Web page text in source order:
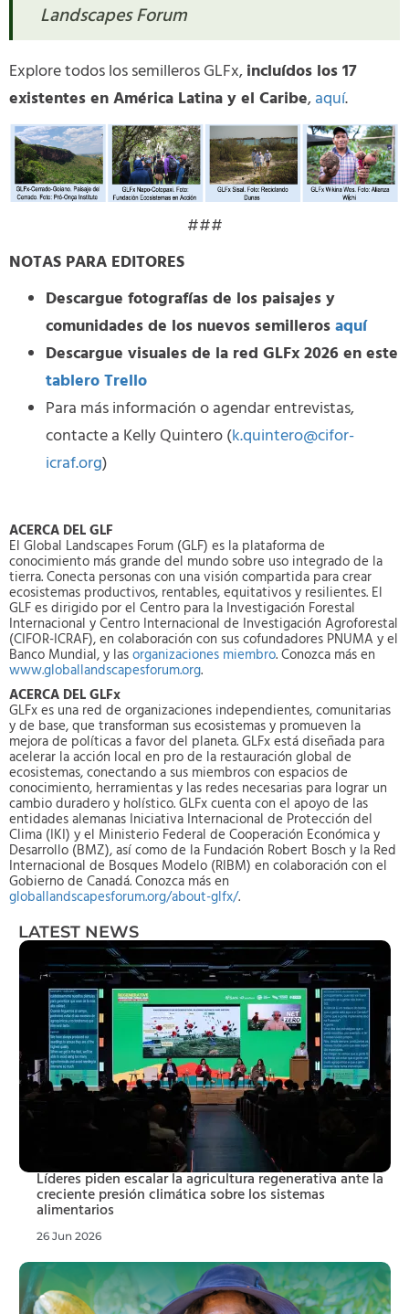
Landscapes Forum
Explore todos los semilleros GLFx,incluídos los 17
existentes en América Latina y el Caribe,aquí.
###
NOTAS PARA EDITORES
Descargue fotografías de los paisajes y
comunidades de los nuevos semillerosaquí
Descargue visuales de la red GLFx 2026 en este
tablero Trello
Para más información o agendar entrevistas,
contacte a Kelly Quintero (k.quintero@cifor-
icraf.org)
ACERCA DEL GLF
El Global Landscapes Forum (GLF) es la plataforma de
conocimiento más grande del mundo sobre uso integrado de la
tierra. Conecta personas con una visión compartida para crear
ecosistemas productivos, rentables, equitativos y resilientes. El
GLF es dirigido por el Centro para la Investigación Forestal
Internacional y Centro Internacional de Investigación Agroforestal
(CIFOR-ICRAF), en colaboración con sus cofundadores PNUMA y el
Banco Mundial, y lasorganizaciones miembro. Conozca más en
www.globallandscapesforum.org.
ACERCA DEL GLFx
GLFx es una red de organizaciones independientes, comunitarias
y de base, que transforman sus ecosistemas y promueven la
mejora de políticas a favor del planeta. GLFx está diseñada para
acelerar la acción local en pro de la restauración global de
ecosistemas, conectando a sus miembros con espacios de
conocimiento, herramientas y las redes necesarias para lograr un
cambio duradero y holístico. GLFx cuenta con el apoyo de las
entidades alemanas Iniciativa Internacional de Protección del
Clima (IKI) y el Ministerio Federal de Cooperación Económica y
Desarrollo (BMZ), así como de la Fundación Robert Bosch y la Red
Internacional de Bosques Modelo (RIBM) en colaboración con el
Gobierno de Canadá. Conozca más en
globallandscapesforum.org/about-glfx/.
LATEST NEWS
Líderes piden escalar la agricultura regenerativa ante la
creciente presión climática sobre los sistemas
alimentarios
26 Jun 2026